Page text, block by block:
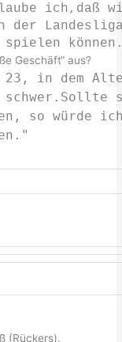
ich,daß
der
Geschäft“ aus?
23, in dem
schwer.Sollte
so würde
(Rückers).